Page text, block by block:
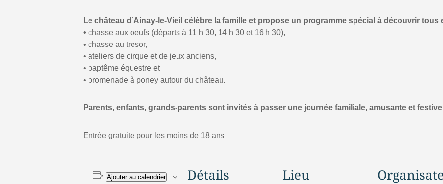
Le château d’Ainay-le-Vieil célèbre la famille et propose un programme spécial à découvrir tous
• chasse aux oeufs (départs à 11 h 30, 14 h 30 et 16 h 30),
• chasse au trésor,
• ateliers de cirque et de jeux anciens,
• baptême équestre et
• promenade à poney autour du château.
Parents, enfants, grands-parents sont invités à passer une journée familiale, amusante et
Entrée gratuite pour les moins de 18 ans
Ajouter au calendrier Détails Lieu